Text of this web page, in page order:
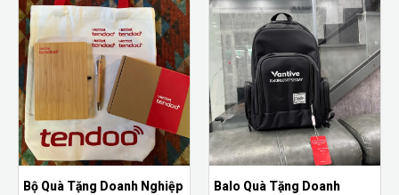
Bộ Quà Tặng Doanh Nghiệp
Balo Quà Tặng Doanh